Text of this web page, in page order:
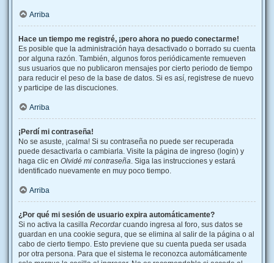
Arriba
Hace un tiempo me registré, ¡pero ahora no puedo conectarme!
Es posible que la administración haya desactivado o borrado su cuenta
por alguna razón. También, algunos foros periódicamente remueven
sus usuarios que no publicaron mensajes por cierto periodo de tiempo
para reducir el peso de la base de datos. Si es así, registrese de nuevo
y participe de las discuciones.
Arriba
¡Perdí mi contraseña!
No se asuste, ¡calma! Si su contraseña no puede ser recuperada
puede desactivarla o cambiarla. Visite la página de ingreso (login) y
haga clic en Olvidé mi contraseña. Siga las instrucciones y estará
identificado nuevamente en muy poco tiempo.
Arriba
¿Por qué mi sesión de usuario expira automáticamente?
Si no activa la casilla Recordarcuando ingresa al foro, sus datos se
guardan en una cookie segura, que se elimina al salir de la página o al
cabo de cierto tiempo. Esto previene que su cuenta pueda ser usada
por otra persona. Para que el sistema le reconozca automáticamente